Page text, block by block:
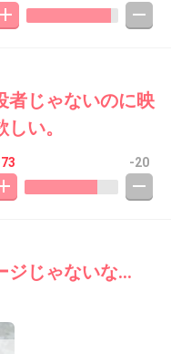
者じゃないのに映
い。
-20
ジじゃないな…